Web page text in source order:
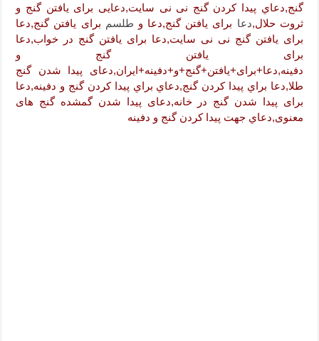
گنج,دعاي پيدا كردن گنج نی نی سایت,دعایی برای یافتن گنج و
ثروت حلال,دعا برای یافتن گنج,دعا و طلسم برای یافتن گنج,دعا
برای یافتن گنج نی نی سایت,دعا برای یافتن گنج در خواب,دعا
برای یافتن گنج و
دفینه,دعا+برای+یافتن+گنج+و+دفینه+ایران,دعای پیدا شدن گنج
طلا,دعا براي پيدا كردن گنج,دعاي براي پيدا كردن گنج و دفينه,دعا
برای پیدا شدن گنج در خانه,دعای پیدا شدن گمشده گنج های
معنوی,دعاي جهت پيدا كردن گنج و دفينه